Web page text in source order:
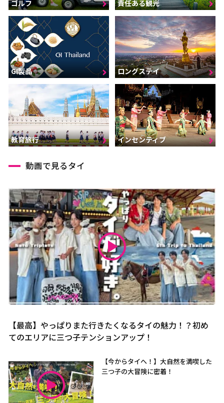
ゴルフ 責任ある観光
GI製品 ロングステイ
教育旅行 インセンティブ
動画で見るタイ
【最高】やっぱりまた行きたくなるタイの魅力！？初め
てのエリアに三つ子テンションアップ！
【今からタイへ！】大自然を満喫した
三つ子の大冒険に密着！